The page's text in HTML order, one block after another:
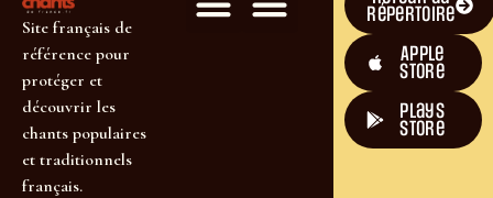
Site français de
référence pour
protéger et
découvrir les
chants populaires
et traditionnels
français.
répertoire
Apple
Store
plays
store